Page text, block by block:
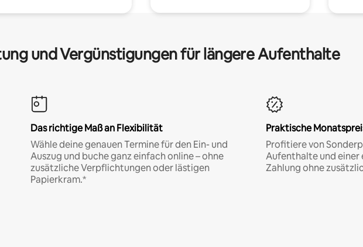
und Vergünstigungen für längere Aufenthalte
Das richtige Maß an Flexibilität
Wähle deine genauen Termine für den Ein- und
Auszug und buche ganz einfach online – ohne
zusätzliche Verpflichtungen oder lästigen
Papierkram.*
Praktische
Profitiere von
Aufenthalte und
Zahlung ohne